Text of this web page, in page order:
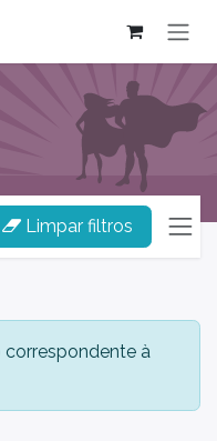
Limpar filtros
à